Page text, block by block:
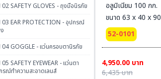
SAFETY GLOVES - ถุงมือนิรภัย
03 EAR PROTECTION - อุปกรณ์
04 GOGGLE - แว่นครอบตานิรภัย
SAFETY EYEWEAR - แว่นตา
รณ์ทำความสะอาดเลนส์
อลูมิเนียม 100 กก.
ขนาด 63 x 40 x 90
52-0101
4,950.00 บาท
6,435 บาท